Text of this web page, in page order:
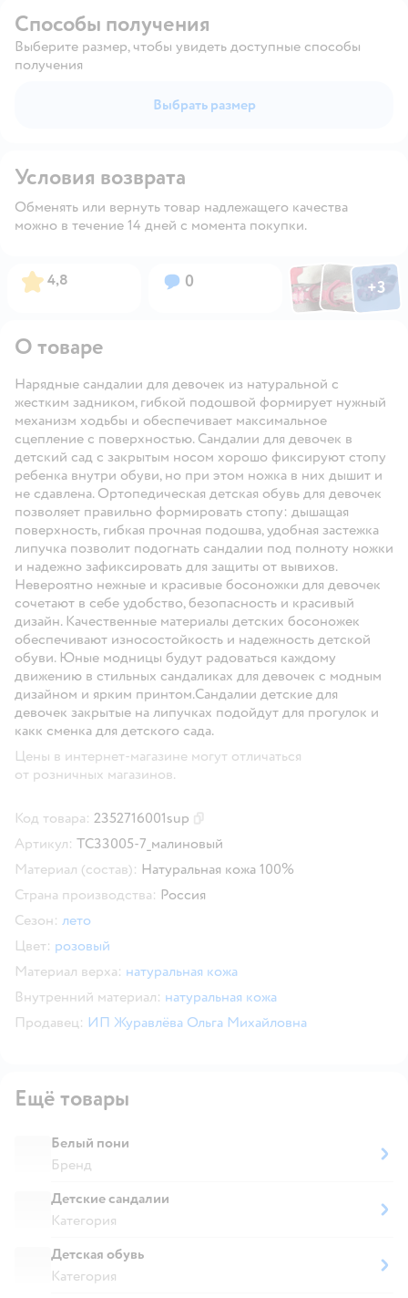
Способы получения
Выберите размер, чтобы увидеть доступные способы
получения
Выбрать размер
Условия возврата
Обменять или вернуть товар надлежащего качества
можно в течение 14 дней с момента покупки.
Рейтинг:
4,8 Вопросов:
0 ФотоФотоФото
+3
Открыть
О товаре
Нарядные сандалии для девочек из натуральной с
жестким задником, гибкой подошвой формирует нужный
механизм ходьбы и обеспечивает максимальное
сцепление с поверхностью. Сандалии для девочек в
детский сад с закрытым носом хорошо фиксируют стопу
ребенка внутри обуви, но при этом ножка в них дышит и
не сдавлена. Ортопедическая детская обувь для девочек
позволяет правильно формировать стопу: дышащая
поверхность, гибкая прочная подошва, удобная застежка
липучка позволит подогнать сандалии под полноту ножки
и надежно зафиксировать для защиты от вывихов.
Невероятно нежные и красивые босоножки для девочек
сочетают в себе удобство, безопасность и красивый
дизайн. Качественные материалы детских босоножек
обеспечивают износостойкость и надежность детской
обуви. Юные модницы будут радоваться каждому
движению в стильных сандаликах для девочек с модным
дизайном и ярким принтом.Сандалии детские для
девочек закрытые на липучках подойдут для прогулок и
какк сменка для детского сада.
Цены в интернет-магазине могут отличаться
от розничных магазинов.
Код товара: 2352716001sup
Артикул: TC33005-7_малиновый
Материал (состав): Натуральная кожа 100%
Страна производства: Россия
Сезон: лето
Цвет: розовый
Материал верха: натуральная кожа
Внутренний материал: натуральная кожа
Продавец: ИП Журавлёва Ольга Михайловна
Ещё товары
Белый пони
Бренд
Детские сандалии
Категория
Детская обувь
Категория